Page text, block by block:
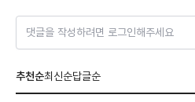
댓글을 작성하려면 로그인해주세요
추천순최신순답글순